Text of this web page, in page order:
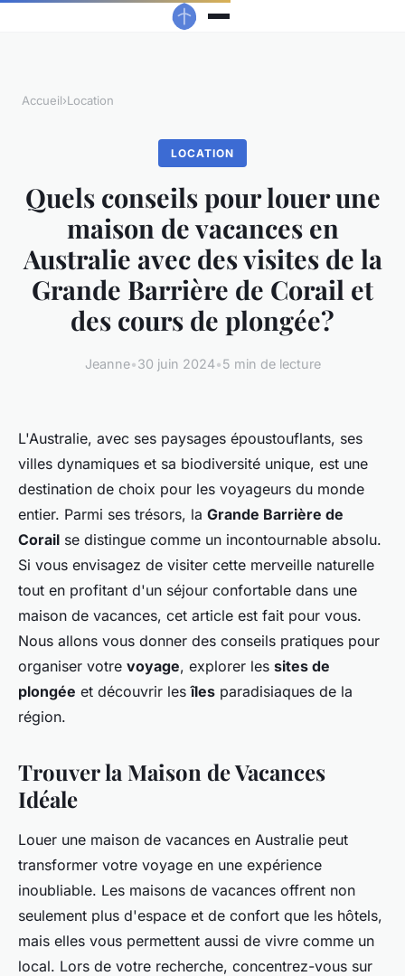
Accueil›Location
LOCATION
Quels conseils pour louer une
maison de vacances en
Australie avec des visites de la
Grande Barrière de Corail et
des cours de plongée?
Jeanne•30 juin 2024•5 min de lecture
L'Australie, avec ses paysages époustouflants, ses
villes dynamiques et sa biodiversité unique, est une
destination de choix pour les voyageurs du monde
entier. Parmi ses trésors, la Grande Barrière de
Corail se distingue comme un incontournable absolu.
Si vous envisagez de visiter cette merveille naturelle
tout en profitant d'un séjour confortable dans une
maison de vacances, cet article est fait pour vous.
Nous allons vous donner des conseils pratiques pour
organiser votre voyage, explorer les sites de
plongée et découvrir lesîles paradisiaques de la
région.
Trouver la Maison de Vacances
Idéale
Louer une maison de vacances en Australie peut
transformer votre voyage en une expérience
inoubliable. Les maisons de vacances offrent non
seulement plus d'espace et de confort que les hôtels,
mais elles vous permettent aussi de vivre comme un
local. Lors de votre recherche, concentrez-vous sur